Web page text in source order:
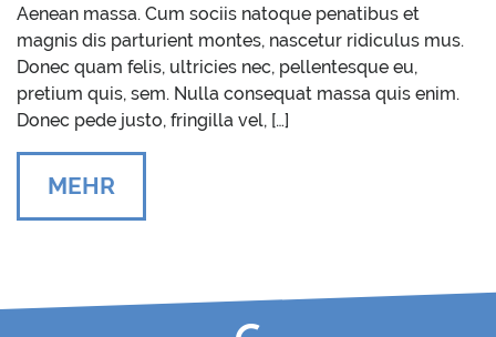
Aenean massa. Cum sociis natoque penatibus et
magnis dis parturient montes, nascetur ridiculus mus.
Donec quam felis, ultricies nec, pellentesque eu,
pretium quis, sem. Nulla consequat massa quis enim.
Donec pede justo, fringilla vel, […]
MEHR